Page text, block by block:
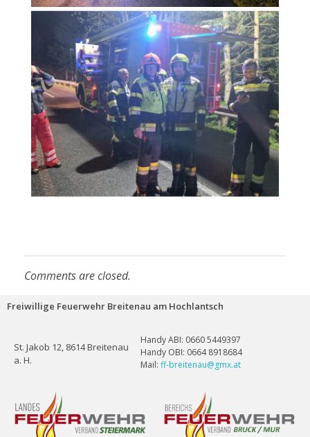
Comments are closed.
Freiwillige Feuerwehr Breitenau am Hochlantsch
St. Jakob 12, 8614 Breitenau
a. H.
Handy ABI: 0660 5449397
Handy OBI: 0664 8918684
Mail: ff-breitenau@gmx.at